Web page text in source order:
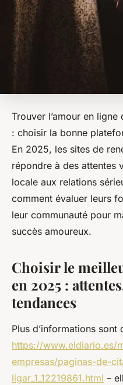
Trouver l’amour en
: choisir la bonne
En 2025, les sites de
répondre à des attentes
locale aux relations
comment évaluer leurs
leur communauté pour
succès amoureux.
Choisir le
en 2025 :
tendances
Plus d’informations
https://www.eldiario.es/
empresas/paginas-de-
ligar_1_12219861.html –